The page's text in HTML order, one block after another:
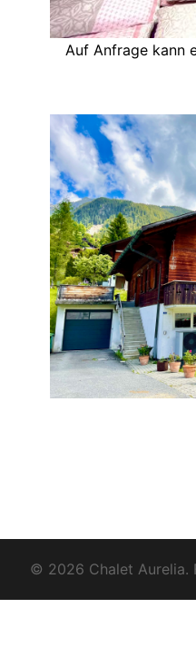
Auf Anfrage kann
© 2026 Chalet Aurelia.